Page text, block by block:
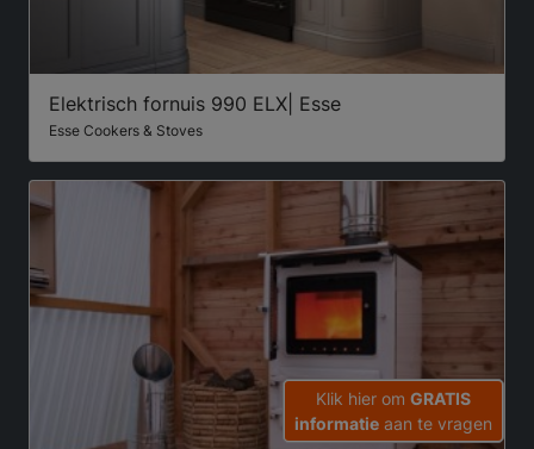
Elektrisch fornuis 990 ELX| Esse
Esse Cookers & Stoves
Klik hier om GRATIS
informatie aan te vragen